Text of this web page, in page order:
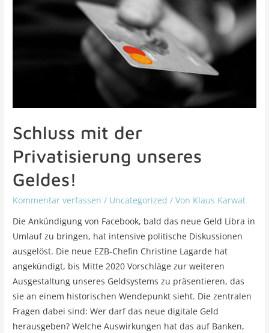
Schluss mit der
Privatisierung unseres
Geldes!
Kommentar verfassen / Uncategorized / Von Klaus Karwat
Die Ankündigung von Facebook, bald das neue Geld Libra in
Umlauf zu bringen, hat intensive politische Diskussionen
ausgelöst. Die neue EZB-Chefin Christine Lagarde hat
angekündigt, bis Mitte 2020 Vorschläge zur weiteren
Ausgestaltung unseres Geldsystems zu präsentieren, das
sie an einem historischen Wendepunkt sieht. Die zentralen
Fragen dabei sind: Wer darf das neue digitale Geld
herausgeben? Welche Auswirkungen hat das auf Banken,